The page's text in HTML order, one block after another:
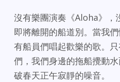
沒有樂團演奏《Aloha》，
即將離開的船道別。當我
有船員們唱起歡樂的歌。
們，我們身邊的拖船攪動
破春天正午寂靜的噪音。